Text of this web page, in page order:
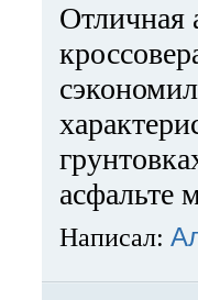
Отличная
асфальте
Написал: